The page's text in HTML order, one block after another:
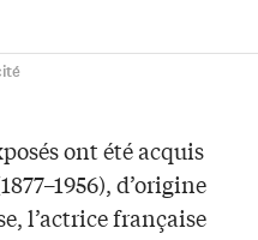
ont été acquis
d’origine
l’actrice française